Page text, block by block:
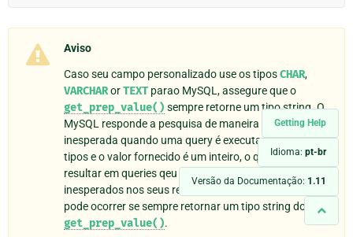
Getting Help
Idioma: pt-br
Versão da Documentação: 1.11
Aviso
Caso seu campo personalizado use os tiposCHAR,
VARCHARorTEXT parao MySQL, assegure que o
get_prep_value() sempre retorne um tipo string. O
MySQL responde a pesquisa de maneira variável e
inesperada quando uma query é executada com estes
tipos e o valor fornecido é um inteiro, o que pode
resultar em queries qeu contenham objetos
inesperados nos seus resultados. Este problema não
pode ocorrer se sempre retornar um tipo string do
get_prep_value().